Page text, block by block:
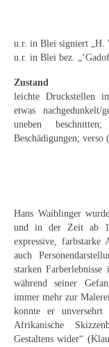
Wilhelm
Emma
Paul
Kunst
Helmut
August
Ludwig
u.r. in Blei signiert „H.
u.r. in Blei bez.
Zustand
leichte Druckstellen
etwas
uneben
Beschädigungen;
Hans Waiblinger
und in der Zeit ab
expressive, farbstarke
auch
starken
während seiner
immer mehr zur
konnte er unversehrt
Afrikanische
Gestaltens wider“